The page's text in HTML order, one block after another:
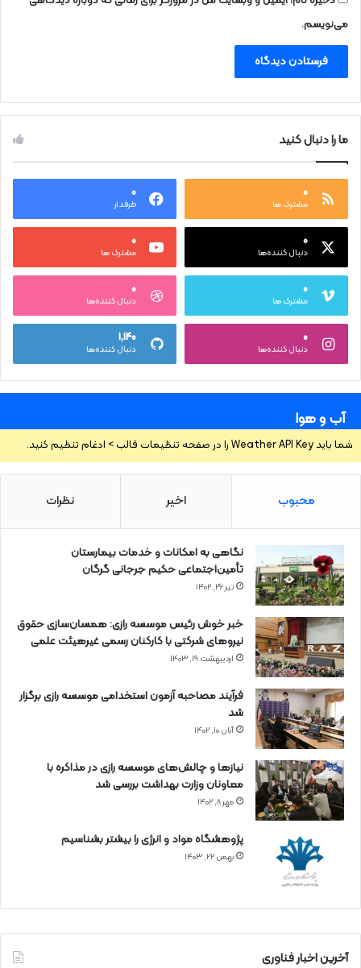
می‌نویسم.
ما را دنبال کنید
۰
مشترک ها
۰
طرفدار
۰
دنبال کننده‌ها
۰
مشترک ها
۰
مشترک ها
۰
دنبال کننده‌ها
۰
دنبال کننده‌ها
۱,۱۴۰
دنبال کننده‌ها
آب و هوا
شما باید Weather API Key را در صفحه تنظیمات قالب > ادغام تنظیم کنید.
محبوب اخیر نظرات
نگاهی به امکانات و خدمات بیمارستان
تأمین‌اجتماعی حکیم جرجانی گرگان
تیر ۲۶, ۱۴۰۲
خبر خوش رئیس موسسه رازی: همسان‌سازی حقوق
نیروهای شرکتی با کارکنان رسمی غیرهیئت علمی
اردیبهشت ۱۹, ۱۴۰۳
فرآیند مصاحبه آزمون استخدامی موسسه رازی برگزار
شد
آبان ۱۰, ۱۴۰۲
نیازها و چالش‌های موسسه رازی در مذاکره با
معاونان وزارت بهداشت بررسی شد
مهر ۸, ۱۴۰۲
پژوهشگاه مواد و انرژی را بیشتر بشناسیم
بهمن ۲۲, ۱۴۰۳
آخرین اخبار فناوری